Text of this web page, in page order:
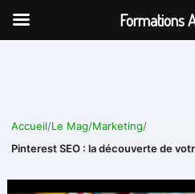
Aller
Accueil/Le Mag/Marketing/
Pinterest SEO : la découverte de
Formations